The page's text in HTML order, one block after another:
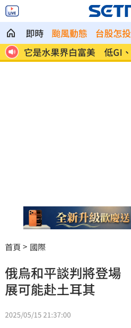
即時 颱風動態 台股怎
它是水果界白富美 低GI
便
首頁 國際
俄烏和平談判將登
展可能赴土耳其
2025/05/15 21:37:00